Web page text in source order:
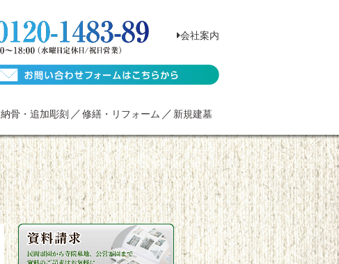
会社案内
納骨・追加彫刻 修繕・リフォーム 新規建墓